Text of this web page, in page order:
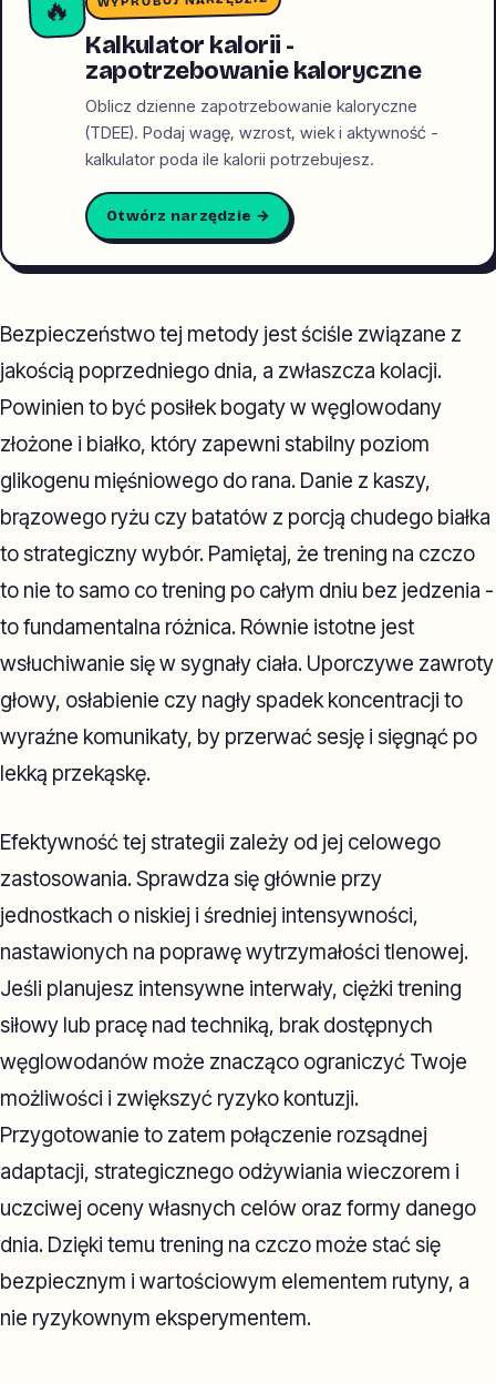
🔥
Kalkulator kalorii -
zapotrzebowanie kaloryczne
Oblicz dzienne zapotrzebowanie kaloryczne
(TDEE). Podaj wagę, wzrost, wiek i aktywność -
kalkulator poda ile kalorii potrzebujesz.
Otwórz narzędzie →
Bezpieczeństwo tej metody jest ściśle związane z
jakością poprzedniego dnia, a zwłaszcza kolacji.
Powinien to być posiłek bogaty w węglowodany
złożone i białko, który zapewni stabilny poziom
glikogenu mięśniowego do rana. Danie z kaszy,
brązowego ryżu czy batatów z porcją chudego białka
to strategiczny wybór. Pamiętaj, że trening na czczo
to nie to samo co trening po całym dniu bez jedzenia -
to fundamentalna różnica. Równie istotne jest
wsłuchiwanie się w sygnały ciała. Uporczywe zawroty
głowy, osłabienie czy nagły spadek koncentracji to
wyraźne komunikaty, by przerwać sesję i sięgnąć po
lekką przekąskę.
Efektywność tej strategii zależy od jej celowego
zastosowania. Sprawdza się głównie przy
jednostkach o niskiej i średniej intensywności,
nastawionych na poprawę wytrzymałości tlenowej.
Jeśli planujesz intensywne interwały, ciężki trening
siłowy lub pracę nad techniką, brak dostępnych
węglowodanów może znacząco ograniczyć Twoje
możliwości i zwiększyć ryzyko kontuzji.
Przygotowanie to zatem połączenie rozsądnej
adaptacji, strategicznego odżywiania wieczorem i
uczciwej oceny własnych celów oraz formy danego
dnia. Dzięki temu trening na czczo może stać się
bezpiecznym i wartościowym elementem rutyny, a
nie ryzykownym eksperymentem.